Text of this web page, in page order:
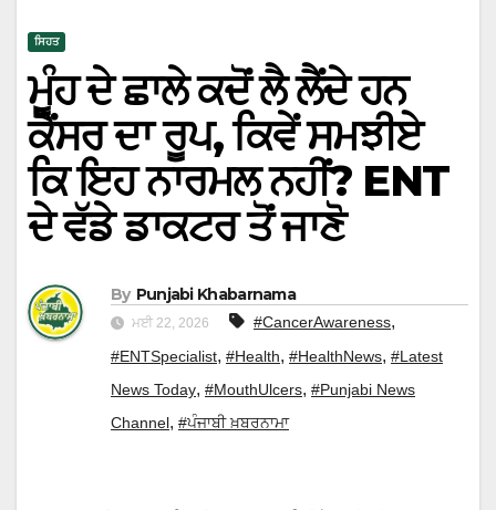
ਸਿਹਤ
ਮੂੰਹ ਦੇ ਛਾਲੇ ਕਦੋਂ ਲੈ ਲੈਂਦੇ ਹਨ
ਕੈਂਸਰ ਦਾ ਰੂਪ, ਕਿਵੇਂ ਸਮਝੀਏ
ਕਿ ਇਹ ਨਾਰਮਲ ਨਹੀਂ? ENT
ਦੇ ਵੱਡੇ ਡਾਕਟਰ ਤੋਂ ਜਾਣੋ
By Punjabi Khabarnama
ਮਈ 22, 2026 #CancerAwareness,
#ENTSpecialist, #Health, #HealthNews, #Latest
News Today, #MouthUlcers, #Punjabi News
Channel, #ਪੰਜਾਬੀ ਖ਼ਬਰਨਾਮਾ